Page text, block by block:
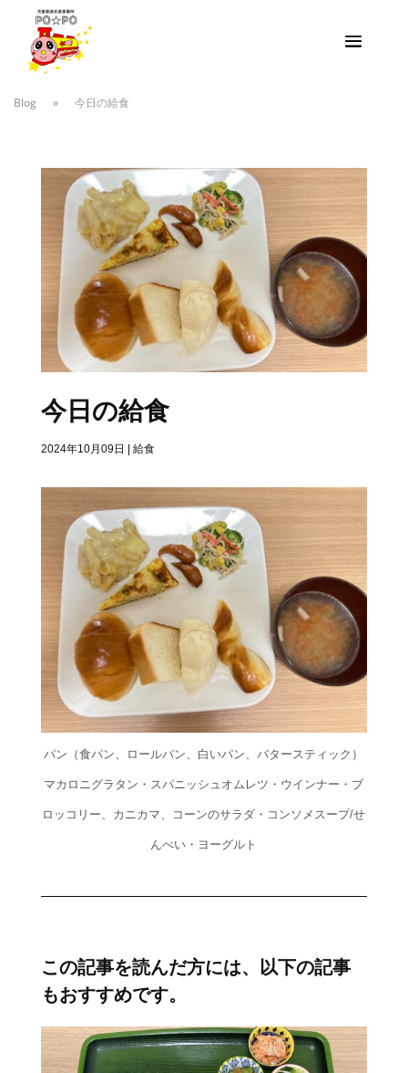
Blog » 今日の給食
今日の給食
2024年10月09日 給食
パン（食パン、ロールパン、白いパン、バタースティック）
マカロニグラタン・スパニッシュオムレツ・ウインナー・ブ
ロッコリー、カニカマ、コーンのサラダ・コンソメスープ/せ
んべい・ヨーグルト
この記事を読んだ方には、以下の記事
もおすすめです。